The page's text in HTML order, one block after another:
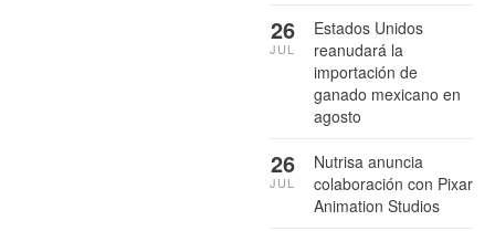
Estados Unidos
reanudará la
importación de
ganado mexicano en
agosto
26
JUL
Nutrisa anuncia
colaboración con Pixar
Animation Studios
26
JUL